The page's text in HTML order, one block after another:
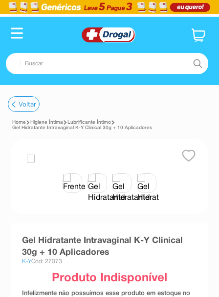
Buscar
1º fralda
2º dipirona
tadalafila
absorvente
10ºshampoo
Voltar
Higiene Íntima
Lubrificante Íntimo
Gel Hidratante Intravaginal K-Y Clinical 30g + 10 Aplicadores
Gel Hidratante Intravaginal K-Y Clinical
30g + 10 Aplicadores
K-YCód: 27073